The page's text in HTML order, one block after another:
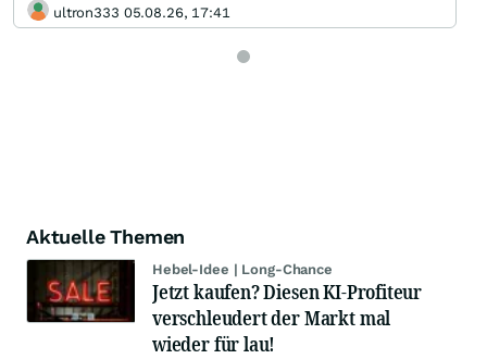
ultron333 05.08.26, 17:41
Aktuelle Themen
Hebel-Idee | Long-Chance
Jetzt kaufen? Diesen KI-Profiteur
verschleudert der Markt mal
wieder für lau!